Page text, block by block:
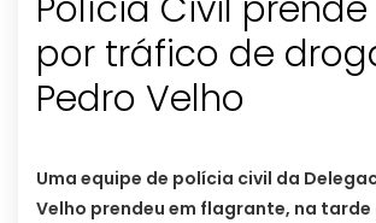
por tráfico de
Uma equipe de polícia civil da
Velho prendeu em flagrante, na